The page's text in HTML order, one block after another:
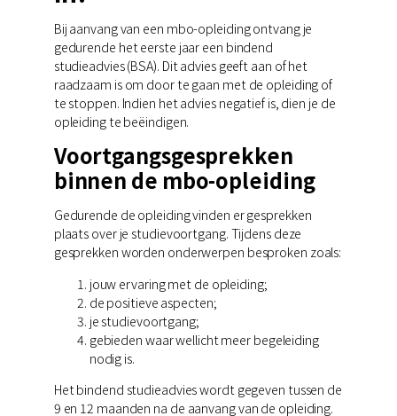
Bij aanvang van een mbo-opleiding ontvang je
gedurende het eerste jaar een bindend
studieadvies (BSA). Dit advies geeft aan of het
raadzaam is om door te gaan met de opleiding of
te stoppen. Indien het advies negatief is, dien je de
opleiding te beëindigen.
Voortgangsgesprekken
binnen de mbo-opleiding
Gedurende de opleiding vinden er gesprekken
plaats over je studievoortgang. Tijdens deze
gesprekken worden onderwerpen besproken zoals:
jouw ervaring met de opleiding;
de positieve aspecten;
je studievoortgang;
gebieden waar wellicht meer begeleiding
nodig is.
Het bindend studieadvies wordt gegeven tussen de
9 en 12 maanden na de aanvang van de opleiding.